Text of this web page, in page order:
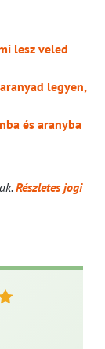
lesz veled
legyen,
és aranyba
Részletes jogi